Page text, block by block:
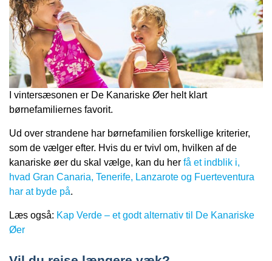
I vintersæsonen er De Kanariske Øer helt klart
børnefamiliernes favorit.
Ud over strandene har børnefamilien forskellige kriterier,
som de vælger efter. Hvis du er tvivl om, hvilken af de
kanariske øer du skal vælge, kan du her få et indblik i,
hvad Gran Canaria, Tenerife, Lanzarote og Fuerteventura
har at byde på.
Læs også: Kap Verde – et godt alternativ til De Kanariske
Øer